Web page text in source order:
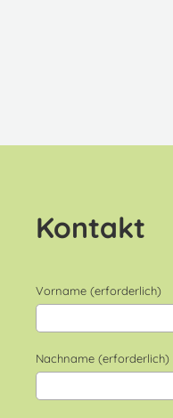
Kontakt
Vorname (erforderlich)
Nachname (erforderlich)